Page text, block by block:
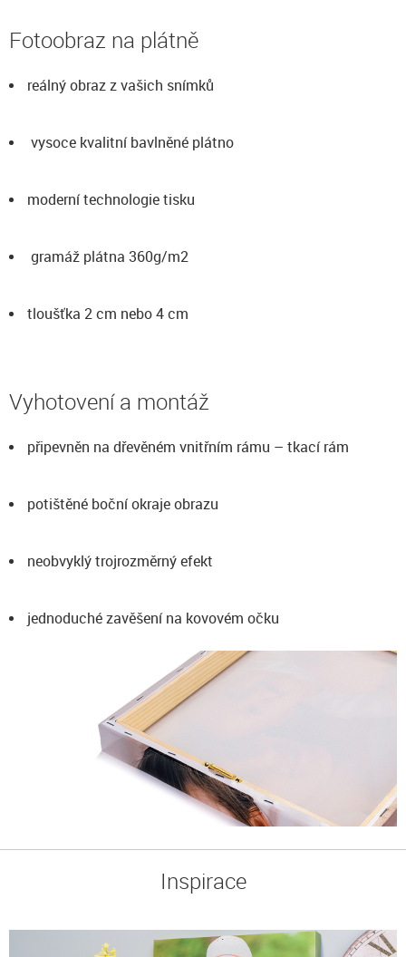
Fotoobraz na plátně
reálný obraz z vašich snímků
vysoce kvalitní bavlněné plátno
moderní technologie tisku
gramáž plátna 360g/m2
tloušťka 2 cm nebo 4 cm
Vyhotovení a montáž
připevněn na dřevěném vnitřním rámu – tkací rám
potištěné boční okraje obrazu
neobvyklý trojrozměrný efekt
jednoduché zavěšení na kovovém očku
Inspirace